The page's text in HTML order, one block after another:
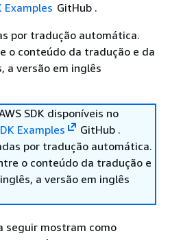
Examples GitHub .
por tradução automática.
o conteúdo da tradução e da
a versão em inglês
SDK disponíveis no
Examples
GitHub .
por tradução automática.
o conteúdo da tradução e
a versão em inglês
seguir mostram como